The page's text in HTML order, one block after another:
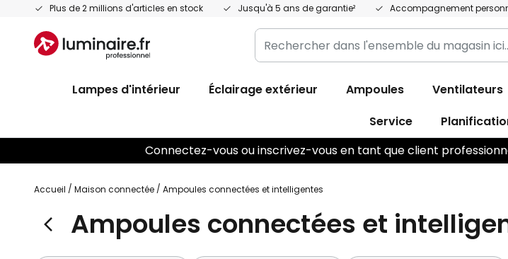
Plus de 2 millions d'articles en stock Jusqu'à 5 ans de garantie² Accompagnement
Allez
contenu
Rechercher
dans
du
Lampes d'intérieur Éclairage extérieur Ampoules Ventilateurs
Service
Connectez-vous ou inscrivez-vous en tant que client
Accueil Maison connectée Ampoules connectées et intelligentes
Ampoules connectées et